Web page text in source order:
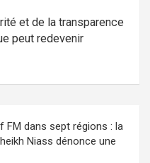
et de la transparence
peut redevenir
FM dans sept régions : la
Niass dénonce une